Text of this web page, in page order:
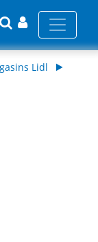
Lidl